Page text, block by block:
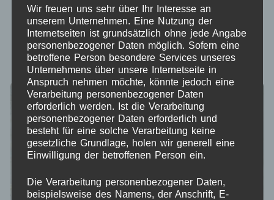
Nach Aktualität sortieren
ANZEIGEN: 12 24
Wir freuen uns sehr über Ihr Interesse an
unserem Unternehmen. Eine Nutzung der
Internetseiten ist grundsätzlich ohne jede Angabe
personenbezogener Daten möglich. Sofern eine
betroffene Person besondere Services unseres
Unternehmens über unsere Internetseite in
Anspruch nehmen möchte, könnte jedoch eine
Verarbeitung personenbezogener Daten
erforderlich werden. Ist die Verarbeitung
personenbezogener Daten erforderlich und
besteht für eine solche Verarbeitung keine
gesetzliche Grundlage, holen wir generell eine
Einwilligung der betroffenen Person ein.
Die Verarbeitung personenbezogener Daten,
beispielsweise des Namens, der Anschrift, E-